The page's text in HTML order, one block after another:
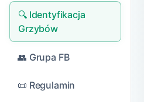
🔍 Identyfikacja
Grzybów
👥 Grupa FB
📜 Regulamin